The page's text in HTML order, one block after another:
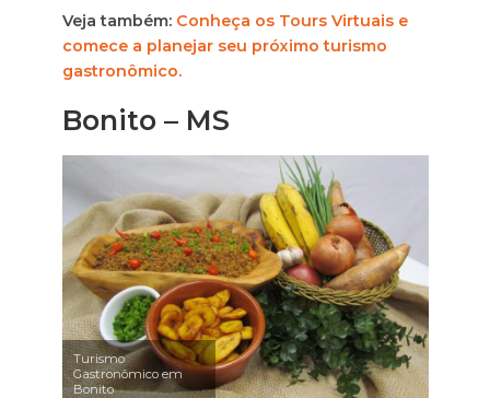
Veja também: Conheça os Tours Virtuais e
comece a planejar seu próximo turismo
gastronômico.
Bonito – MS
Turismo
Gastronômico em
Bonito